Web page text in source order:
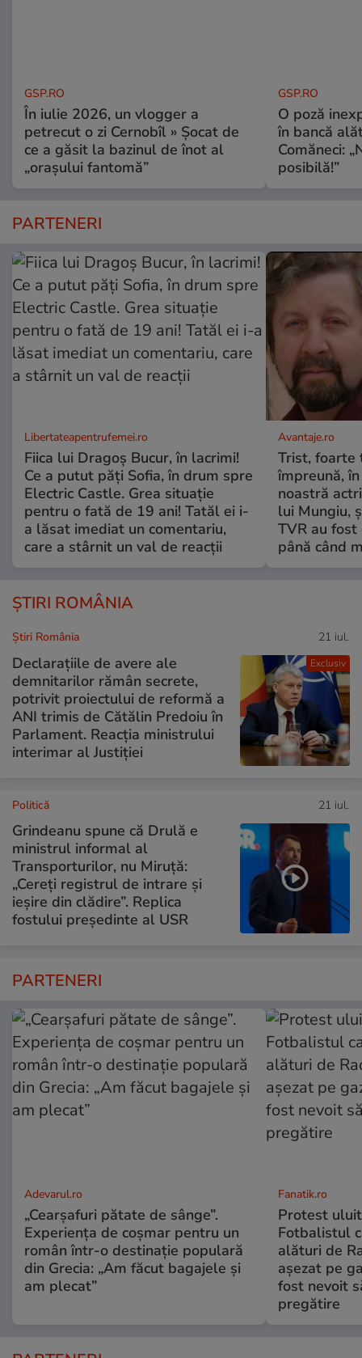
GSP.RO
În iulie 2026, un vlogger a
petrecut o zi Cernobîl » Șocat de
ce a găsit la bazinul de înot al
„orașului fantomă”
GSP.RO
O poză
în bancă
Comăneci:
posibilă!”
PARTENERI
Libertateapentrufemei.ro
Fiica lui Dragoș Bucur, în lacrimi!
Ce a putut păți Sofia, în drum spre
Electric Castle. Grea situație
pentru o fată de 19 ani! Tatăl ei i-
a lăsat imediat un comentariu,
care a stârnit un val de reacții
Avantaje.ro
Trist, foarte
împreună,
noastră
lui Mungiu,
TVR au
până când
ȘTIRI ROMÂNIA
Exclusiv
Știri România 21 iul.
Declarațiile de avere ale
demnitarilor rămân secrete,
potrivit proiectului de reformă a
ANI trimis de Cătălin Predoiu în
Parlament. Reacția ministrului
interimar al Justiției
Politică 21 iul.
Grindeanu spune că Drulă e
ministrul informal al
Transporturilor, nu Miruță:
„Cereți registrul de intrare și
ieșire din clădire”. Replica
fostului președinte al USR
PARTENERI
Adevarul.ro
„Cearșafuri pătate de sânge”.
Experiența de coșmar pentru un
român într-o destinație populară
din Grecia: „Am făcut bagajele și
am plecat”
Fanatik.ro
Protest
Fotbalistul
alături de
așezat pe
fost nevoit
pregătire